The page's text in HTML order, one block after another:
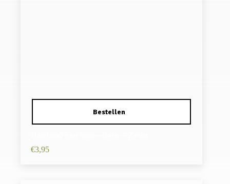
€3,95